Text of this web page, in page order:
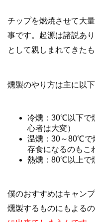
チップを燃焼させて大
事です。起源は諸説あ
として親しまれてきたも
燻製のやり方は主に以下
冷燻：30℃以下で
心者は大変）
温燻：30～80℃
存食になるのもこ
熱燻：80℃以上で
僕のおすすめはキャン
燻製するものにもよるの